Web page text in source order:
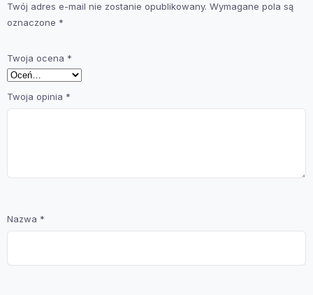
Twój adres e-mail nie zostanie opublikowany. Wymagane pola są
oznaczone *
Twoja ocena *
Twoja opinia *
Nazwa *